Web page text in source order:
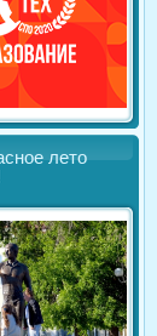
лето